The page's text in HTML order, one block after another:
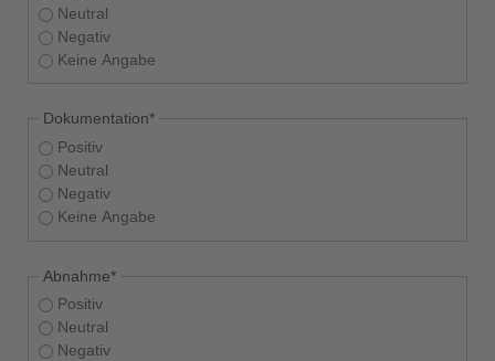
Neutral
Negativ
Keine Angabe
Pflichtfeld
Dokumentation*
Positiv
Neutral
Negativ
Keine Angabe
Pflichtfeld
Abnahme*
Positiv
Neutral
Negativ